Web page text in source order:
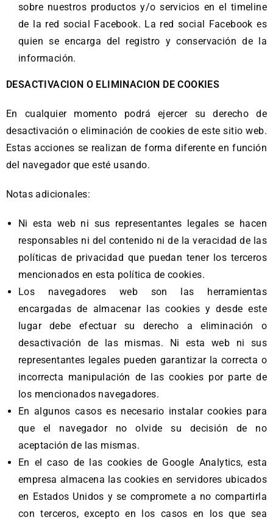
sobre nuestros productos y/o servicios en el timeline
de la red social Facebook. La red social Facebook es
quien se encarga del registro y conservación de la
información.
DESACTIVACION O ELIMINACION DE COOKIES
En cualquier momento podrá ejercer su derecho de
desactivación o eliminación de cookies de este sitio web.
Estas acciones se realizan de forma diferente en función
del navegador que esté usando.
Notas adicionales:
Ni esta web ni sus representantes legales se hacen
responsables ni del contenido ni de la veracidad de las
políticas de privacidad que puedan tener los terceros
mencionados en esta política de cookies.
Los navegadores web son las herramientas
encargadas de almacenar las cookies y desde este
lugar debe efectuar su derecho a eliminación o
desactivación de las mismas. Ni esta web ni sus
representantes legales pueden garantizar la correcta o
incorrecta manipulación de las cookies por parte de
los mencionados navegadores.
En algunos casos es necesario instalar cookies para
que el navegador no olvide su decisión de no
aceptación de las mismas.
En el caso de las cookies de Google Analytics, esta
empresa almacena las cookies en servidores ubicados
en Estados Unidos y se compromete a no compartirla
con terceros, excepto en los casos en los que sea